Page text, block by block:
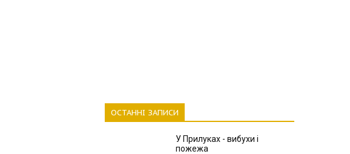
ОСТАННІ ЗАПИСИ
У Прилуках - вибухи і
пожежа